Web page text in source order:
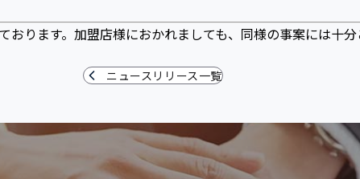
ります。加盟店様におかれましても、同様の事案には十
ニュースリリース一覧